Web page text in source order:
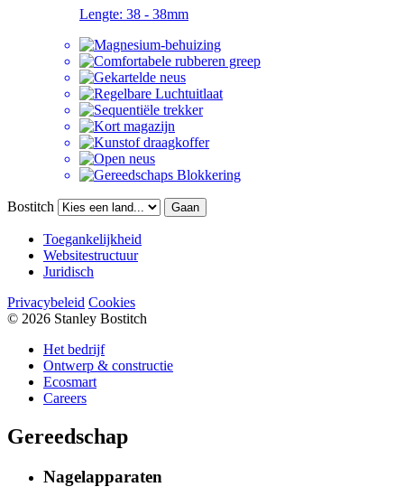
Lengte: 38 - 38mm
Bostitch Gaan
Toegankelijkheid
Websitestructuur
Juridisch
Privacybeleid Cookies
© 2026 Stanley Bostitch
Het bedrijf
Ontwerp & constructie
Ecosmart
Careers
Gereedschap
Nagelapparaten